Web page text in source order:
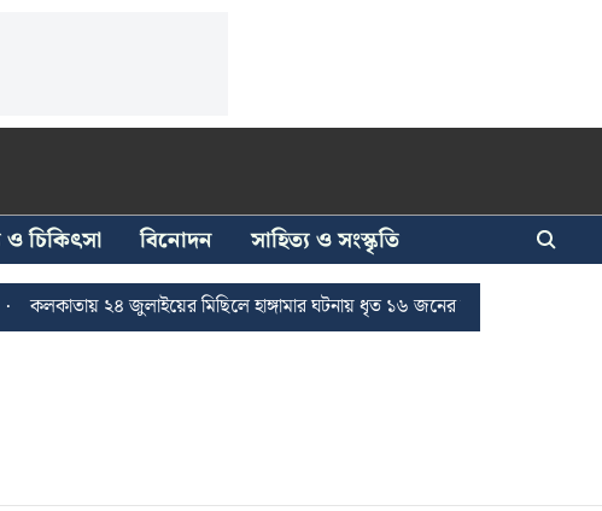
ও চিকিৎসা বিনোদন সাহিত্য ও সংস্কৃতি
কলকাতায় ২৪ জুলাইয়ের মিছিলে হাঙ্গামার ঘটনায় ধৃত ১৬ জনের জামিন